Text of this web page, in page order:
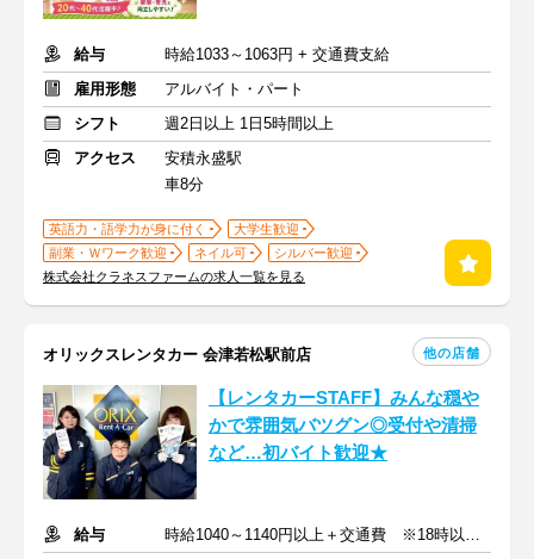
給与
時給1033～1063円 + 交通費支給
雇用形態
アルバイト・パート
シフト
週2日以上 1日5時間以上
アクセス
安積永盛駅
車8分
英語力・語学力が身に付く
大学生歓迎
副業・Ｗワーク歓迎
ネイル可
シルバー歓迎
株式会社クラネスファームの求人一覧を見る
オリックスレンタカー 会津若松駅前店 他の店舗
【レンタカーSTAFF】みんな穏や
かで雰囲気バツグン◎受付や清掃
など…初バイト歓迎★
給与
時給1040～1140円以上＋交通費 ※18時以降/土日祝は時給UP